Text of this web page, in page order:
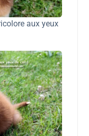
aux yeux